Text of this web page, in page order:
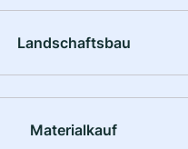
Landschaftsbau
Materialkauf